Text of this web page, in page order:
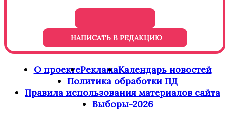
НАПИСАТЬ В РЕДАКЦИЮ
О проектеРекламаКалендарь новостей
Политика обработки ПД
Правила использования материалов сайта
Выборы-2026